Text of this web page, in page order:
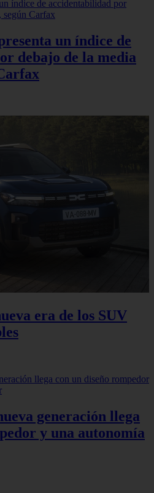
un índice de
debajo de la media
era de los SUV
generación llega
y una autonomía